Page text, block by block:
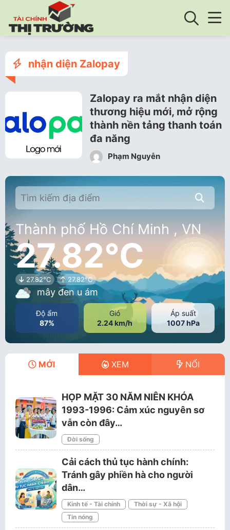
nhận diện Zalopay
Zalopay ra mắt nhận diện
thương hiệu mới, mở rộng
thành nền tảng thanh toán
đa năng
Phạm Nguyễn
Thành phố Hồ Chí Minh , VN
27.82°C
27.82°C 27.82°C
mây đen u ám
Độ ẩm
87%
Gió
2.24 km/h
Áp suất
1007 hPa
MỚI XEM NỔI
HỌP MẶT 30 NĂM NIÊN KHÓA
1993-1996: Cảm xúc nguyên sơ
vẫn còn đây…
Đời sống
Cải cách thủ tục hành chính:
Tránh gây phiền hà cho người
dân…
Kinh tế - Tài chính
Thời sự - Xã hội
Tin nóng